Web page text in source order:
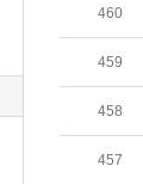
460
459
458
457